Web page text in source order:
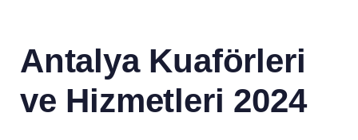
Antalya Kuaförleri
ve Hizmetleri 2024